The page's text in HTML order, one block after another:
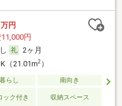
万円
円
2ヶ月
（21.01m2）
らし
南向き
ック付き 収納スペース